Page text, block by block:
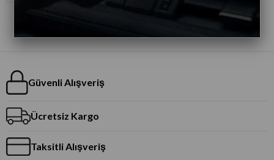
Güvenli Alışveriş
Ücretsiz Kargo
Taksitli Alışveriş